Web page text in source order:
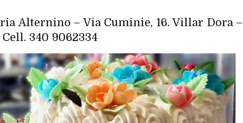
Alternino – Via Cuminie, 16. Villar Dora –
Cell. 340 9062334